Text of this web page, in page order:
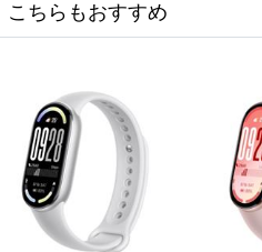
こちらもおすすめ